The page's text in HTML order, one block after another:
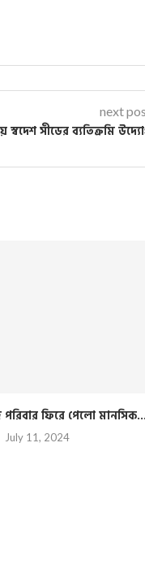
next
সীডের ব্যতিক্রমি
ফিরে পেলো মানসিক...
July 11, 2024